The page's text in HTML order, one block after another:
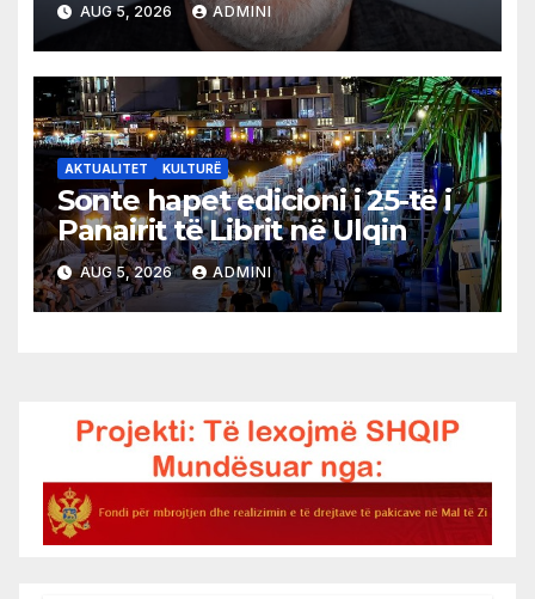
AUG 5, 2026 ADMINI
AKTUALITET KULTURË
Sonte hapet edicioni i 25-të i
Panairit të Librit në Ulqin
AUG 5, 2026 ADMINI